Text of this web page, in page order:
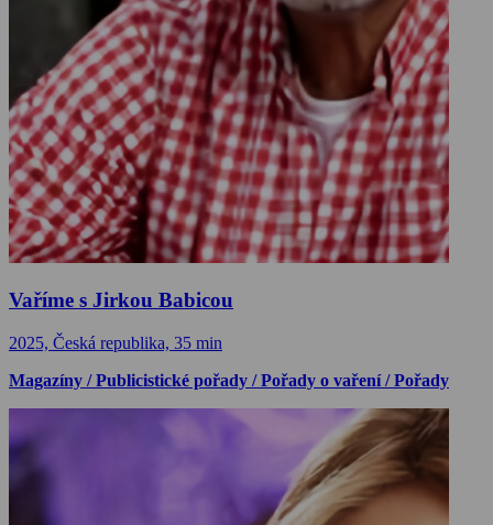
Vaříme s Jirkou Babicou
2025, Česká republika, 35 min
Magazíny / Publicistické pořady / Pořady o vaření / Pořady